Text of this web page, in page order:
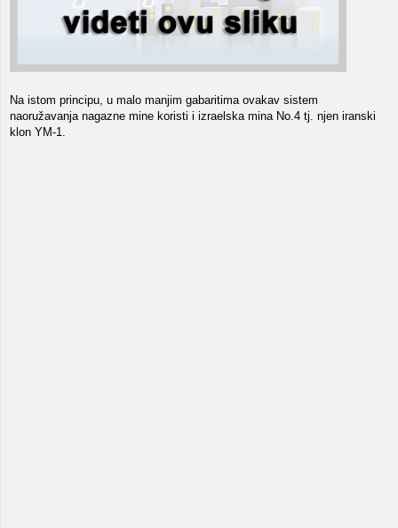
Na istom principu, u malo manjim gabaritima ovakav sistem
naoružavanja nagazne mine koristi i izraelska mina No.4 tj. njen iranski
klon YM-1.